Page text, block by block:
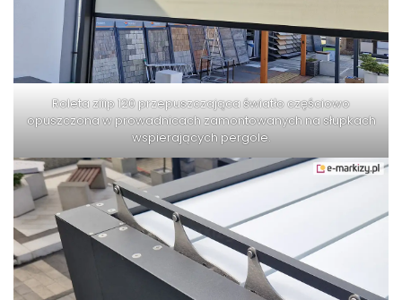
Roleta ziiip 120 przepuszczająca światło częściowo
opuszczona w prowadnicach zamontowanych na słupkach
wspierających pergole.